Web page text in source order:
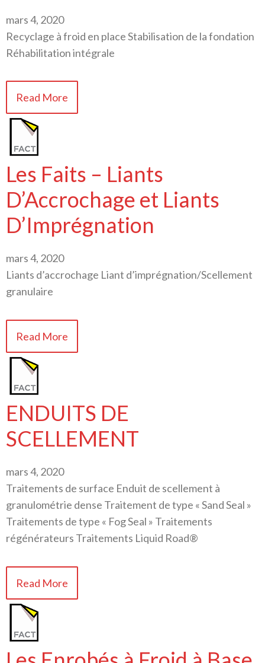
mars 4, 2020
Recyclage à froid en place Stabilisation de la fondation
Réhabilitation intégrale
Read More
Les Faits – Liants
D’Accrochage et Liants
D’Imprégnation
mars 4, 2020
Liants d’accrochage Liant d’imprégnation/Scellement
granulaire
Read More
ENDUITS DE
SCELLEMENT
mars 4, 2020
Traitements de surface Enduit de scellement à
granulométrie dense Traitement de type « Sand Seal »
Traitements de type « Fog Seal » Traitements
régénérateurs Traitements Liquid Road®
Read More